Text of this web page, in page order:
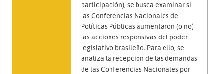
participación), se busca examinar si
las Conferencias Nacionales de
Políticas Públicas aumentaron (o no)
las acciones responsivas del poder
legislativo brasileño. Para ello, se
analiza la recepción de las demandas
de las Conferencias Nacionales por